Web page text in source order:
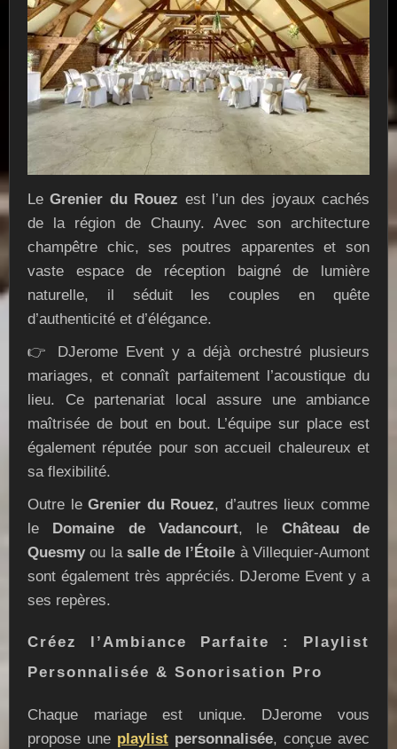
LeGrenier du Rouez est l’un des joyaux cachés
de la région de Chauny. Avec son architecture
champêtre chic, ses poutres apparentes et son
vaste espace de réception baigné de lumière
naturelle, il séduit les couples en quête
d’authenticité et d’élégance.
👉 DJerome Event y a déjà orchestré plusieurs
mariages, et connaît parfaitement l’acoustique du
lieu. Ce partenariat local assure une ambiance
maîtrisée de bout en bout. L’équipe sur place est
également réputée pour son accueil chaleureux et
sa flexibilité.
Outre leGrenier du Rouez, d’autres lieux comme
le Domaine de Vadancourt, le Château de
Quesmyou la salle de l’Étoile à Villequier-Aumont
sont également très appréciés. DJerome Event y a
ses repères.
Créez l’Ambiance Parfaite : Playlist
Personnalisée & Sonorisation Pro
Chaque mariage est unique. DJerome vous
propose une playlist personnalisée, conçue avec